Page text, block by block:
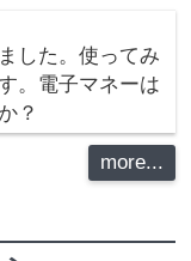
した。使ってみ
。電子マネーは
？
more...